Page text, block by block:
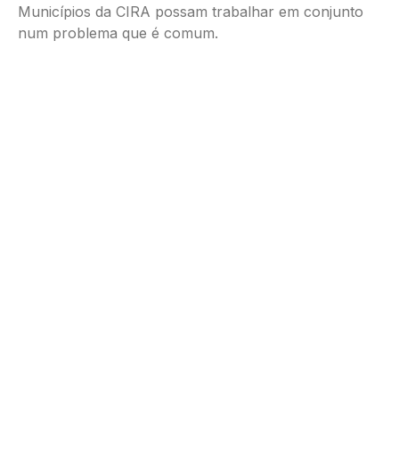
Municípios da CIRA possam trabalhar em conjunto
num problema que é comum.